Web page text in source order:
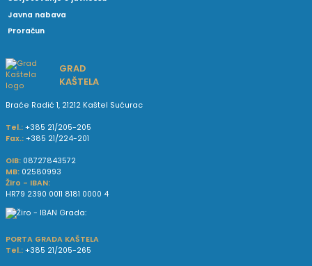
Javna nabava
Proračun
GRAD
KAŠTELA
Braće Radić 1, 21212 Kaštel Sućurac
Tel.: +385 21/205-205
Fax.: +385 21/224-201
OIB: 08727843572
MB: 02580993
Žiro - IBAN:
HR79 2390 0011 8181 0000 4
PORTA GRADA KAŠTELA
Tel.: +385 21/205-265